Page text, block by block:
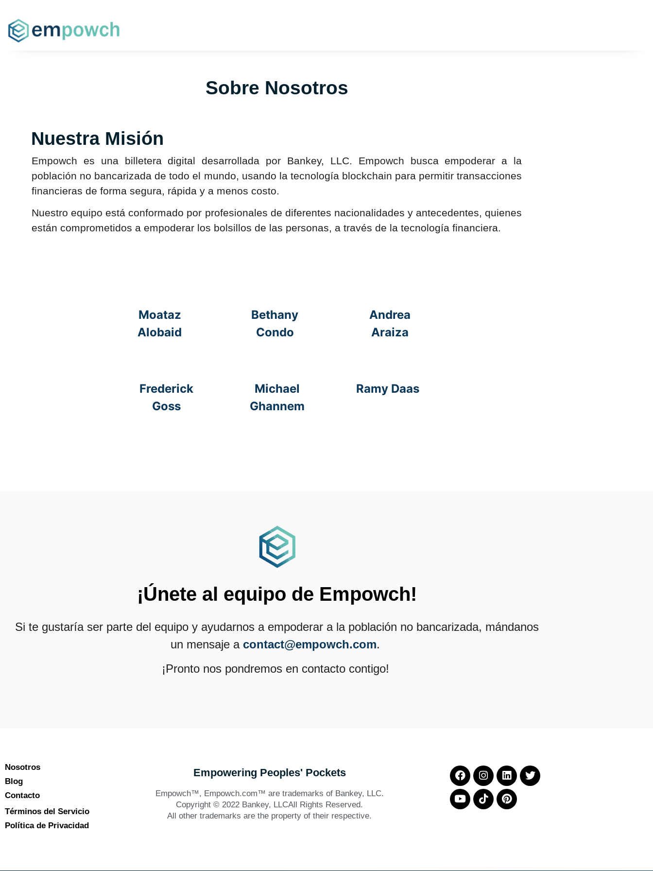
Sobre Nosotros
Nuestra Misión
Empowch es una billetera digital desarrollada por Bankey, LLC. Empowch busca empoderar a la
población no bancarizada de todo el mundo, usando la tecnología blockchain para permitir transacciones
financieras de forma segura, rápida y a menos costo.
Nuestro equipo está conformado por profesionales de diferentes nacionalidades y antecedentes, quienes
están comprometidos a empoderar los bolsillos de las personas, a través de la tecnología financiera.
Moataz
Alobaid
Bethany
Condo
Andrea
Araiza
Frederick
Goss
Michael
Ghannem
Ramy Daas
¡Únete al equipo de Empowch!
Si te gustaría ser parte del equipo y ayudarnos a empoderar a la población no bancarizada, mándanos
un mensaje a contact@empowch.com.
¡Pronto nos pondremos en contacto contigo!
Nosotros
Blog
Contacto
Términos del Servicio
Política de Privacidad
Empowering Peoples' Pockets
Empowch™, Empowch.com™ are trademarks of Bankey, LLC.
Copyright © 2022 Bankey, LLCAll Rights Reserved.
All other trademarks are the property of their respective.